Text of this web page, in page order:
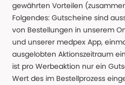
gewährten Vorteilen
Folgendes: Gutscheine sind
von Bestellungen in unserem
und unserer medpex App,
ausgelobten Aktionszeitraum
ist pro Werbeaktion nur ein
Wert des im Bestellprozess